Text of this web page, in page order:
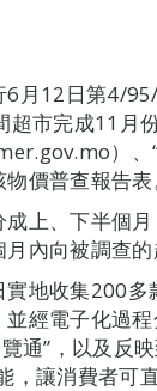
6月12日第4/
超市完成11月
）、
價普查報告表
上、下半個
內向被調查的
地收集200多
經電子化過
通”，以及反
，讓消費者可